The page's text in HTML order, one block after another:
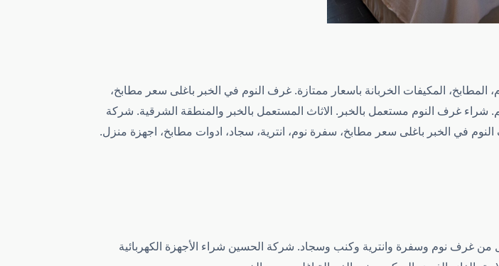
المكيفات الخربانة باسعار ممتازة. غرف النوم في الخبر باغلى سعر مطابخ،
شراء غرف النوم مستعمل بالخبر. الاثاث المستعمل بالخبر والمنطقة الشرقية. شركة
في الخبر باغلى سعر مطابخ، سفرة نوم، انترية، سجاد، ادوات مطابخ، اجهزة منزل.
غرف نوم وسفرة وانترية وكنب وسجاد. شركة الحسين شراء الأجهزة الكهربائية